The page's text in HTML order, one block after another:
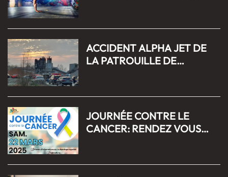
AVRIL 2025
ACCIDENT ALPHA JET DE
LA PATROUILLE DE
JOURNÉE CONTRE LE
CANCER: RENDEZ VOUS
2025